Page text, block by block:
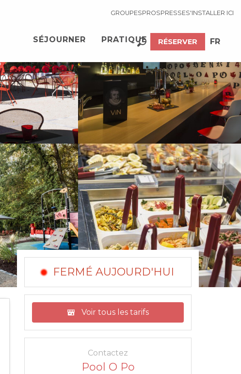
RÉSERVER
Recherche
FR
GROUPESPROSPRESSES'INSTALLER ICI
SÉJOURNER PRATIQUE
FERMÉ AUJOURD'HUI
Voir tous les tarifs
Contactez
Pool O Po